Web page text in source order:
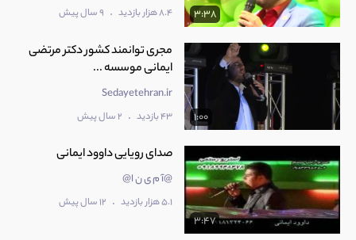
3:38 8.4 هزار بازدید . 9 سال پیش
1:00
مجری توانمند کشور دکتر مرتضی
ایمانی موسسه ...
Sedayetehran.ir
43 بازدید . 2 سال پیش
3:47
صدای رویایی داوود ایمانی
@آ م ی ن ا@
5.1 هزار بازدید . 12 سال پیش